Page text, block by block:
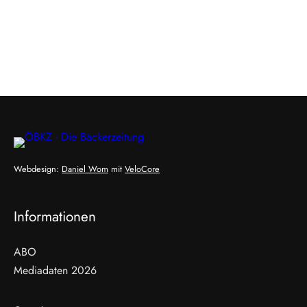
Webdesign: Daniel Wom mit VeloCore
Informationen
ABO
Mediadaten 2026